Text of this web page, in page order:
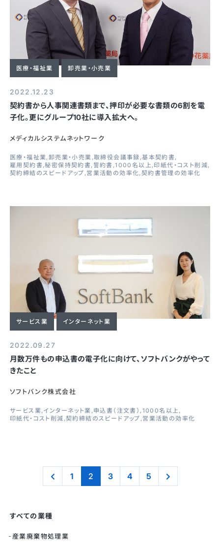
医療・福祉業 卸売業・小売業
2022.12.23
契約書から人事関連書類まで、押印が必要な書類の6割を電
子化。更にグループ10社に導入拡大へ。
メディカルシステムネットワーク
医療・福祉業 卸売業・小売業 取締役会議事録 基本契約書
雇用契約書 秘密保持契約書 誓約書 1000名以上 印紙代・コスト削減
契約締結のスピードアップ 営業活動の効率化 契約書管理の効率化
サービス業 インターネット業
2022.09.27
月数万件もの申込書の電子化に向けて、ソフトバンクがやって
きたこと
ソフトバンク株式会社
サービス業 インターネット業 申込書（注文書） 1000名以上
印紙代・コスト削減 契約締結のスピードアップ 営業活動の効率化
1 2 3 4 5
すべての業種
産業廃棄物処理業